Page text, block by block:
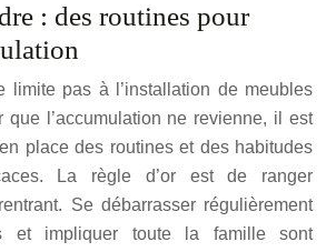
: des routines pour
limite pas à l’installation de meubles
que l’accumulation ne revienne, il est
place des routines et des habitudes
La règle d’or est de ranger
Se débarrasser régulièrement
et impliquer toute la famille sont